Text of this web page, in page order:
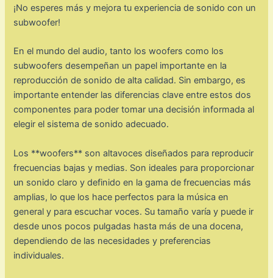
¡No esperes más y mejora tu experiencia de sonido con un
subwoofer!
En el mundo del audio, tanto los woofers como los
subwoofers desempeñan un papel importante en la
reproducción de sonido de alta calidad. Sin embargo, es
importante entender las diferencias clave entre estos dos
componentes para poder tomar una decisión informada al
elegir el sistema de sonido adecuado.
Los **woofers** son altavoces diseñados para reproducir
frecuencias bajas y medias. Son ideales para proporcionar
un sonido claro y definido en la gama de frecuencias más
amplias, lo que los hace perfectos para la música en
general y para escuchar voces. Su tamaño varía y puede ir
desde unos pocos pulgadas hasta más de una docena,
dependiendo de las necesidades y preferencias
individuales.